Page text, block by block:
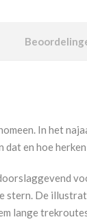
In het
en hoe
De
lange